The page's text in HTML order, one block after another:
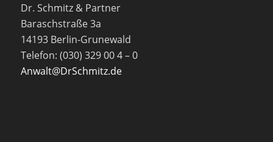
Dr. Schmitz & Partner
Baraschstraße 3a
14193 Berlin-Grunewald
Telefon: (030) 329 00 4 – 0
Anwalt@DrSchmitz.de